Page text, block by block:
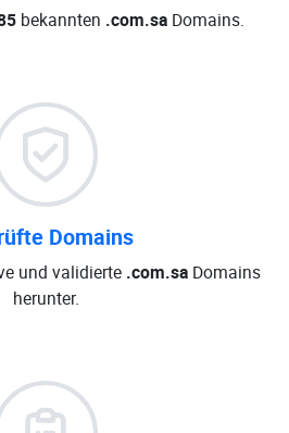
bekannten .com.sa Domains.
Domains
und validierte .com.saDomains
herunter.